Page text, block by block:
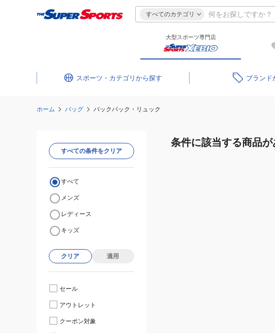
すべてのカテゴリ
大型スポーツ専門店
スポーツ・カテゴリ ブランド
ホーム バッグ バックパック・リュック
条件に該当する商品
すべての条件をクリア
すべて
メンズ
レディース
キッズ
クリア 適用
セール
アウトレット
クーポン対象